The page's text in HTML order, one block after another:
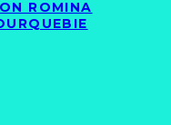
ROMINA